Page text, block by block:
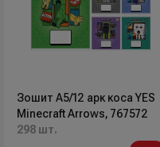
Зошит А5/12 арк коса YES
Minecraft Arrows, 767572
298 шт.